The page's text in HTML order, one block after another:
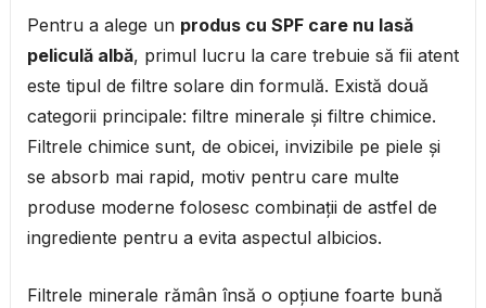
Pentru a alege un produs cu SPF care nu lasă
peliculă albă, primul lucru la care trebuie să fii atent
este tipul de filtre solare din formulă. Există două
categorii principale: filtre minerale și filtre chimice.
Filtrele chimice sunt, de obicei, invizibile pe piele și
se absorb mai rapid, motiv pentru care multe
produse moderne folosesc combinații de astfel de
ingrediente pentru a evita aspectul albicios.
Filtrele minerale rămân însă o opțiune foarte bună